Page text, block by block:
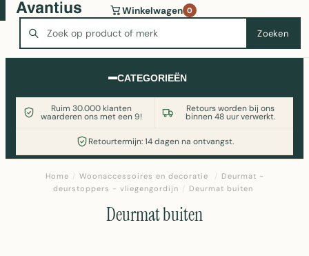
Zoeken
Winkelwagen 0
CATEGORIEËN
Ruim 30.000 klanten
waarderen ons met een 9!
Retours worden bij ons
binnen 48 uur verwerkt.
Retourtermijn: 14 dagen na ontvangst.
Wasmachine of koelkast nodig? Vergelijk alle prijzen op
Witgoedaanbod.nl
Home / Woonaccessoires en decoratie / Deurmat -
deurstoppers - vliegengordijn / Deurmat buiten
Deurmat buiten